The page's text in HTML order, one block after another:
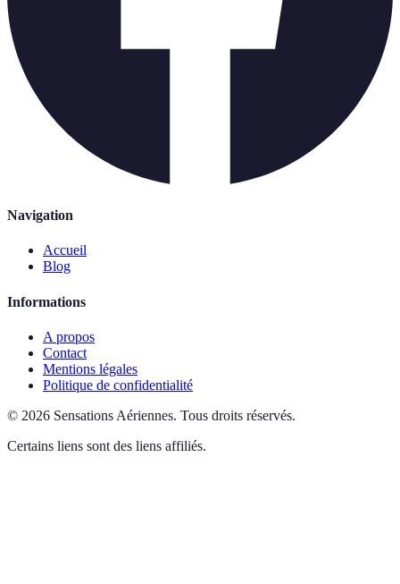
Navigation
Accueil
Blog
Informations
A propos
Contact
Mentions légales
Politique de confidentialité
© 2026 Sensations Aériennes. Tous droits réservés.
Certains liens sont des liens affiliés.